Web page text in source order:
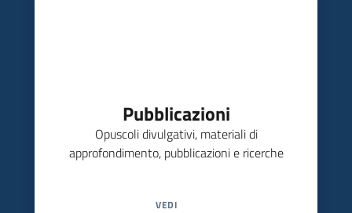
Pubblicazioni
Opuscoli divulgativi, materiali di
approfondimento, pubblicazioni e ricerche
VEDI